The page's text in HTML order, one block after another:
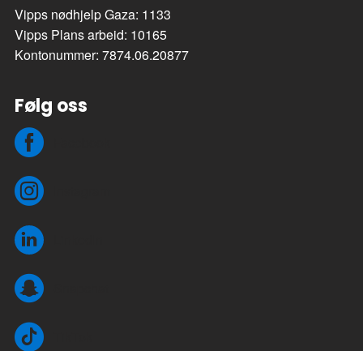
Vipps nødhjelp Gaza: 1133
Vipps Plans arbeid: 10165
Kontonummer: 7874.06.20877
Følg oss